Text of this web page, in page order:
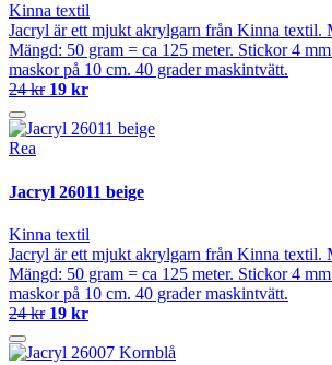
Kinna textil
Jacryl är ett mjukt akrylgarn från Kinna textil.
Mängd: 50 gram = ca 125 meter. Stickor 4
maskor på 10 cm. 40 grader maskintvätt.
24 kr 19 kr
Rea
Jacryl 26011 beige
Kinna textil
Jacryl är ett mjukt akrylgarn från Kinna textil.
Mängd: 50 gram = ca 125 meter. Stickor 4
maskor på 10 cm. 40 grader maskintvätt.
24 kr 19 kr